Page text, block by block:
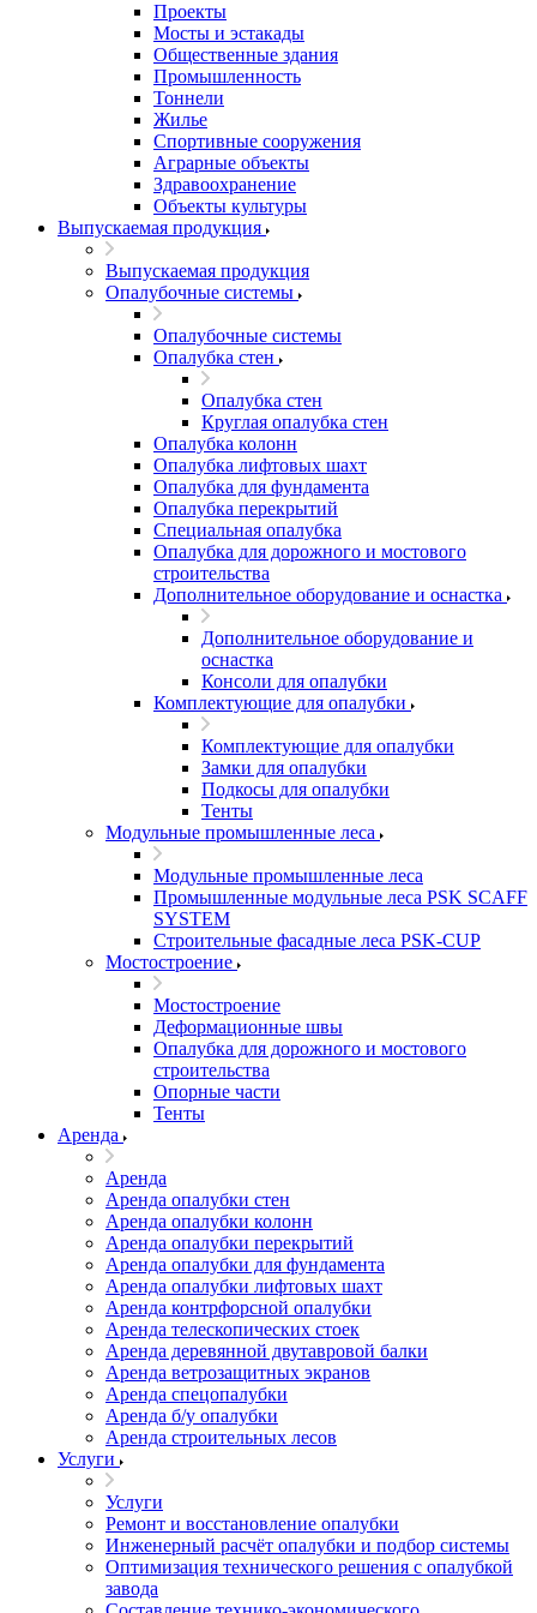
Проекты
Мосты и эстакады
Общественные здания
Промышленность
Тоннели
Жилье
Спортивные сооружения
Аграрные объекты
Здравоохранение
Объекты культуры
Выпускаемая продукция
Выпускаемая продукция
Опалубочные системы
Опалубочные системы
Опалубка стен
Опалубка стен
Круглая опалубка стен
Опалубка колонн
Опалубка лифтовых шахт
Опалубка для фундамента
Опалубка перекрытий
Специальная опалубка
Опалубка для дорожного и мостового
строительства
Дополнительное оборудование и оснастка
Дополнительное оборудование и
оснастка
Консоли для опалубки
Комплектующие для опалубки
Комплектующие для опалубки
Замки для опалубки
Подкосы для опалубки
Тенты
Модульные промышленные леса
Модульные промышленные леса
Промышленные модульные леса PSK SCAFF
SYSTEM
Строительные фасадные леса PSK-CUP
Мостостроение
Мостостроение
Деформационные швы
Опалубка для дорожного и мостового
строительства
Опорные части
Тенты
Аренда
Аренда
Аренда опалубки стен
Аренда опалубки колонн
Аренда опалубки перекрытий
Аренда опалубки для фундамента
Аренда опалубки лифтовых шахт
Аренда контрфорсной опалубки
Аренда телескопических стоек
Аренда деревянной двутавровой балки
Аренда ветрозащитных экранов
Аренда спецопалубки
Аренда б/у опалубки
Аренда строительных лесов
Услуги
Услуги
Ремонт и восстановление опалубки
Инженерный расчёт опалубки и подбор системы
Оптимизация технического решения с опалубкой
завода